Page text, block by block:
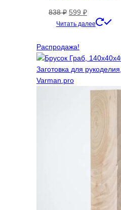
838₽ Первоначальная
цена
838 ₽.
599 ₽Текущая
цена:
Читать далее
Распродажа!